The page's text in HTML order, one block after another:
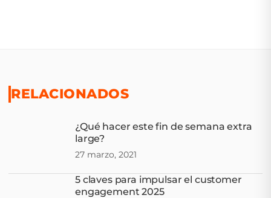
RELACIONADOS
¿Qué hacer este fin de semana extra
large?
27 marzo, 2021
5 claves para impulsar el customer
engagement 2025